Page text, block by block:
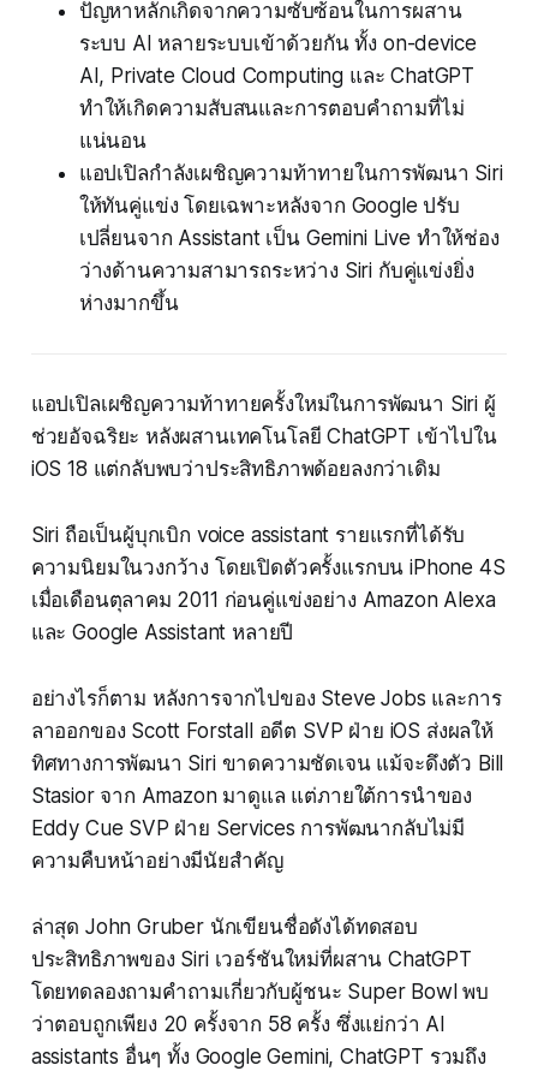
ปัญหาหลักเกิดจากความซับซ้อนในการผสาน
ระบบ AI หลายระบบเข้าด้วยกัน ทั้ง on-device
AI, Private Cloud Computing และ ChatGPT
ทำให้เกิดความสับสนและการตอบคำถามที่ไม่
แน่นอน
แอปเปิลกำลังเผชิญความท้าทายในการพัฒนา Siri
ให้ทันคู่แข่ง โดยเฉพาะหลังจาก Google ปรับ
เปลี่ยนจาก Assistant เป็น Gemini Live ทำให้ช่อง
ว่างด้านความสามารถระหว่าง Siri กับคู่แข่งยิ่ง
ห่างมากขึ้น
แอปเปิลเผชิญความท้าทายครั้งใหม่ในการพัฒนา Siri ผู้
ช่วยอัจฉริยะ หลังผสานเทคโนโลยี ChatGPT เข้าไปใน
iOS 18 แต่กลับพบว่าประสิทธิภาพด้อยลงกว่าเดิม
Siri ถือเป็นผู้บุกเบิก voice assistant รายแรกที่ได้รับ
ความนิยมในวงกว้าง โดยเปิดตัวครั้งแรกบน iPhone 4S
เมื่อเดือนตุลาคม 2011 ก่อนคู่แข่งอย่าง Amazon Alexa
และ Google Assistant หลายปี
อย่างไรก็ตาม หลังการจากไปของ Steve Jobs และการ
ลาออกของ Scott Forstall อดีต SVP ฝ่าย iOS ส่งผลให้
ทิศทางการพัฒนา Siri ขาดความชัดเจน แม้จะดึงตัว Bill
Stasior จาก Amazon มาดูแล แต่ภายใต้การนำของ
Eddy Cue SVP ฝ่าย Services การพัฒนากลับไม่มี
ความคืบหน้าอย่างมีนัยสำคัญ
ล่าสุด John Gruber นักเขียนชื่อดังได้ทดสอบ
ประสิทธิภาพของ Siri เวอร์ชันใหม่ที่ผสาน ChatGPT
โดยทดลองถามคำถามเกี่ยวกับผู้ชนะ Super Bowl พบ
ว่าตอบถูกเพียง 20 ครั้งจาก 58 ครั้ง ซึ่งแย่กว่า AI
assistants อื่นๆ ทั้ง Google Gemini, ChatGPT รวมถึง